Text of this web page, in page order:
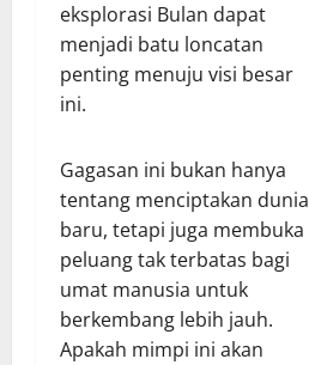
eksplorasi Bulan dapat
menjadi batu loncatan
penting menuju visi besar
ini.
Gagasan ini bukan hanya
tentang menciptakan dunia
baru, tetapi juga membuka
peluang tak terbatas bagi
umat manusia untuk
berkembang lebih jauh.
Apakah mimpi ini akan